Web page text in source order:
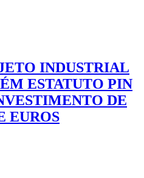
INDUSTRIAL
ESTATUTO PIN
DE
EUROS